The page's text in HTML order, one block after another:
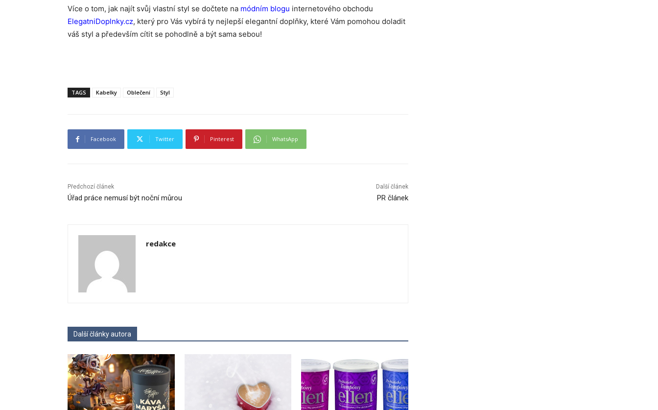
Více o tom, jak najít svůj vlastní styl se dočtete na módním blogu internetového obchodu
ElegatniDoplnky.cz, který pro Vás vybírá ty nejlepší elegantní doplňky, které Vám pomohou doladit
váš styl a především cítit se pohodlně a být sama sebou!
TAGS Kabelky Oblečení Styl
Facebook Twitter Pinterest WhatsApp
Předchozí článek
Úřad práce nemusí být noční můrou
Další článek
PR článek
redakce
Další články autora